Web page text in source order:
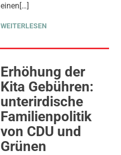
einen[…]
WEITERLESEN
Erhöhung der
Kita Gebühren:
unterirdische
Familienpolitik
von CDU und
Grünen